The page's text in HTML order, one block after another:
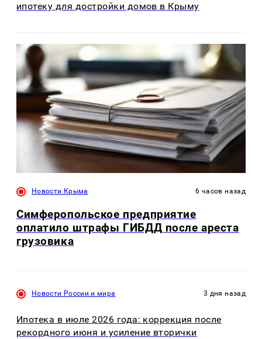
ипотеку для достройки домов в Крыму
Новости Крыма 6 часов назад
Симферопольское предприятие
оплатило штрафы ГИБДД после ареста
грузовика
Новости России и мира 3 дня назад
Ипотека в июле 2026 года: коррекция после
рекордного июня и усиление вторички